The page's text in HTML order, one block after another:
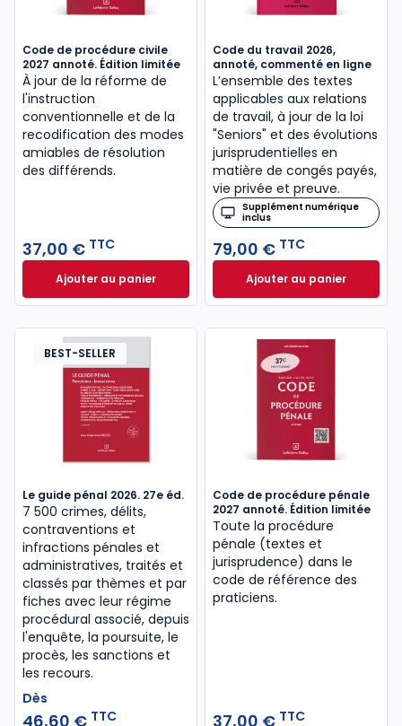
Code de procédure civile
2027 annoté. Édition limitée
À jour de la réforme de
l'instruction
conventionnelle et de la
recodification des modes
amiables de résolution
des différends.
37,00 € TTC
Ajouter au panierCode de procédure civile 2027 annoté. Édition
Code du travail 2026,
annoté, commenté en ligne
L’ensemble des textes
applicables aux relations
de travail, à jour de la loi
"Seniors" et des évolutions
jurisprudentielles en
matière de congés payés,
vie privée et preuve.
Supplément numérique
inclus
79,00 € TTC
Ajouter au panier
Code du travail
BEST-SELLER
Le guide pénal 2026. 27e éd.
7 500 crimes, délits,
contraventions et
infractions pénales et
administratives, traités et
classés par thèmes et par
fiches avec leur régime
procédural associé, depuis
l'enquête, la poursuite, le
procès, les sanctions et
les recours.
Dès
46,60 € TTC
Code de procédure pénale
2027 annoté. Édition limitée
Toute la procédure
pénale (textes et
jurisprudence) dans le
code de référence des
praticiens.
37,00 € TTC